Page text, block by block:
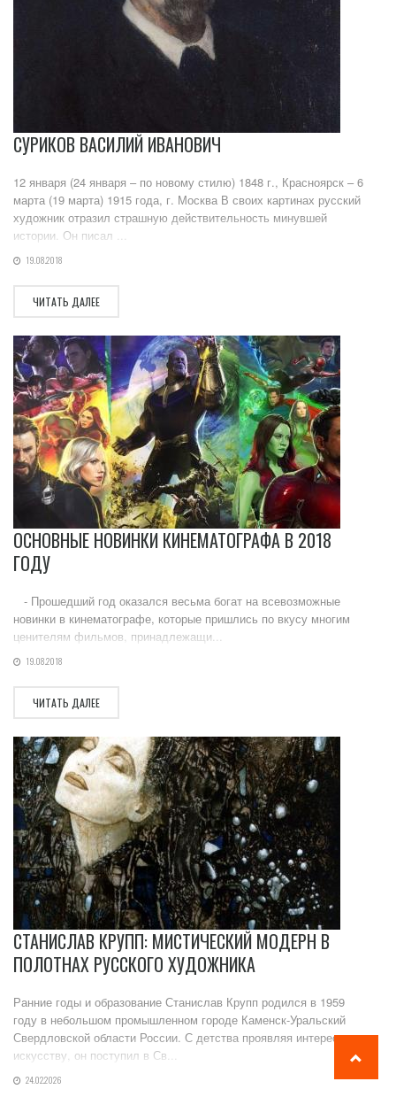
СУРИКОВ ВАСИЛИЙ ИВАНОВИЧ
12 января (24 января – по новому стилю) 1848 г., Красноярск – 6
марта (19 марта) 1915 года, г. Москва В своих картинах русский
художник отразил страшную действительность минувшей
истории. Он писал ...
19.08.2018
ЧИТАТЬ ДАЛЕЕ
ОСНОВНЫЕ НОВИНКИ КИНЕМАТОГРАФА В 2018
ГОДУ
- Прошедший год оказался весьма богат на всевозможные
новинки в кинематографе, которые пришлись по вкусу многим
ценителям фильмов, принадлежащи...
19.08.2018
ЧИТАТЬ ДАЛЕЕ
СТАНИСЛАВ КРУПП: МИСТИЧЕСКИЙ МОДЕРН В
ПОЛОТНАХ РУССКОГО ХУДОЖНИКА
Ранние годы и образование Станислав Крупп родился в 1959
году в небольшом промышленном городе Каменск-Уральский
Свердловской области России. С детства проявляя интерес к
искусству, он поступил в Св...
24.02.2026